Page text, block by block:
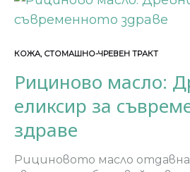
КОЖА, СТОМАШНО-ЧРЕВЕН ТРАКТ
Рициново масло:
еликсир за
здраве
Рициновото масло